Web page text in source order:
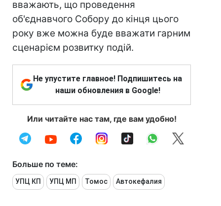
вважають, що проведення
об'єднавчого Собору до кінця цього
року вже можна буде вважати гарним
сценарієм розвитку подій.
Не упустите главное! Подпишитесь на
наши обновления в Google!
Или читайте нас там, где вам удобно!
Больше по теме:
УПЦ КП УПЦ МП Томос Автокефалия